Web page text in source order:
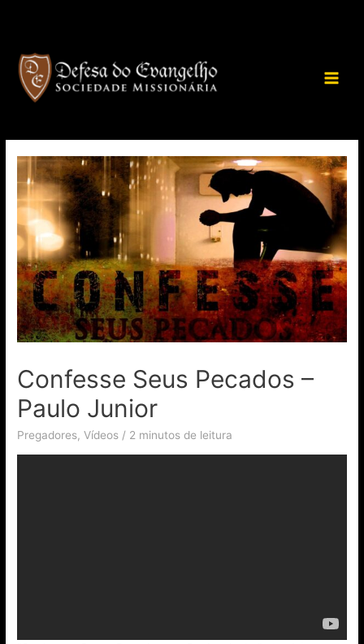
Confesse Seus Pecados –
Paulo Junior
Pregadores,Vídeos / 2 minutos de leitura